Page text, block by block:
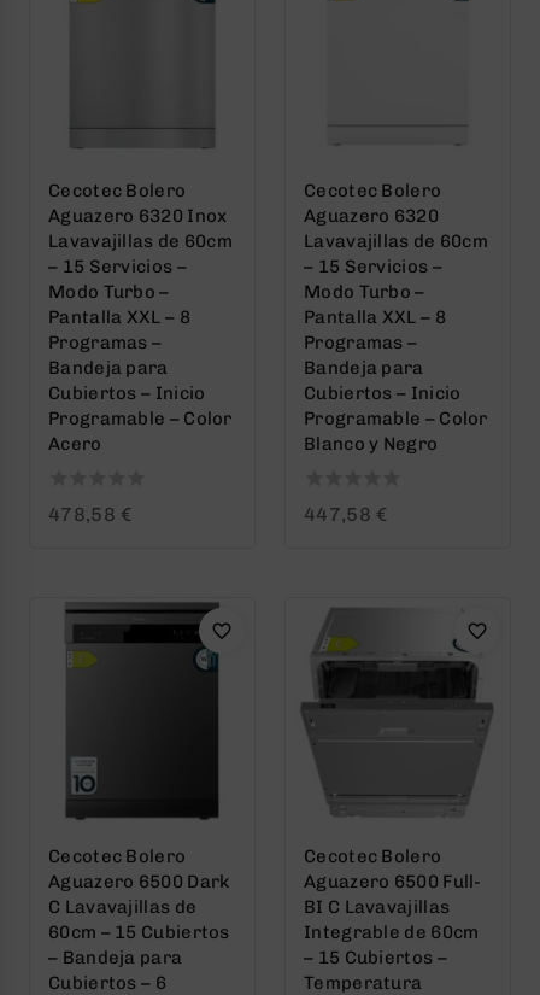
Cecotec Bolero
Aguazero 6320 Inox
Lavavajillas de 60cm
– 15 Servicios –
Modo Turbo –
Pantalla XXL – 8
Programas –
Bandeja para
Cubiertos – Inicio
Programable – Color
Acero
0
478,58 €
Cecotec Bolero
Aguazero 6320
Lavavajillas de 60cm
– 15 Servicios –
Modo Turbo –
Pantalla XXL – 8
Programas –
Bandeja para
Cubiertos – Inicio
Programable – Color
Blanco y Negro
0
447,58 €
Cecotec Bolero
Aguazero 6500 Dark
C Lavavajillas de
60cm – 15 Cubiertos
– Bandeja para
Cubiertos – 6
Cecotec Bolero
Aguazero 6500 Full-
BI C Lavavajillas
Integrable de 60cm
– 15 Cubiertos –
Temperatura